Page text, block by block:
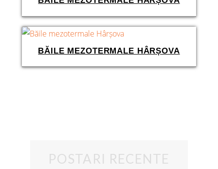
BĂILE MEZOTERMALE HÂRȘOVA
POSTARI RECENTE